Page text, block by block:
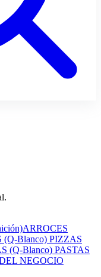
ARROCES
(Q-Blanco) PIZZAS
(Q-Blanco) PASTAS
NEGOCIO